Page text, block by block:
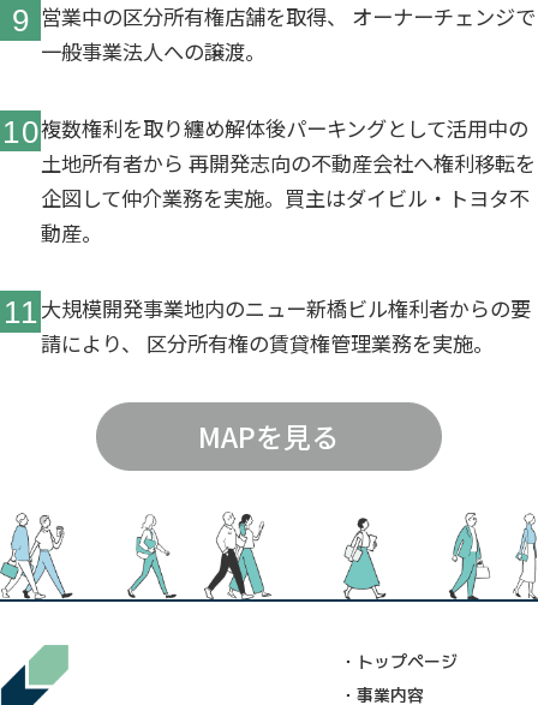
9 営業中の区分所有権店舗を取得、
オーナーチェンジで
一般事業法人への譲渡。
10複数権利を取り纏め解体後パーキングとして活用中の
土地所有者から 再開発志向の不動産会社へ権利移転を
企図して仲介業務を実施。買主はダイビル・トヨタ不
動産。
11大規模開発事業地内のニュー新橋ビル権利者からの要
請により、
区分所有権の賃貸権管理業務を実施。
MAPを見る
・トップページ
・事業内容